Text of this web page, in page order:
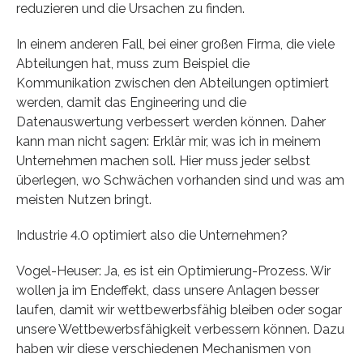
reduzieren und die Ursachen zu finden.
In einem anderen Fall, bei einer großen Firma, die viele
Abteilungen hat, muss zum Beispiel die
Kommunikation zwischen den Abteilungen optimiert
werden, damit das Engineering und die
Datenauswertung verbessert werden können. Daher
kann man nicht sagen: Erklär mir, was ich in meinem
Unternehmen machen soll. Hier muss jeder selbst
überlegen, wo Schwächen vorhanden sind und was am
meisten Nutzen bringt.
Industrie 4.0 optimiert also die Unternehmen?
Vogel-Heuser: Ja, es ist ein Optimierung-Prozess. Wir
wollen ja im Endeffekt, dass unsere Anlagen besser
laufen, damit wir wettbewerbsfähig bleiben oder sogar
unsere Wettbewerbsfähigkeit verbessern können. Dazu
haben wir diese verschiedenen Mechanismen von